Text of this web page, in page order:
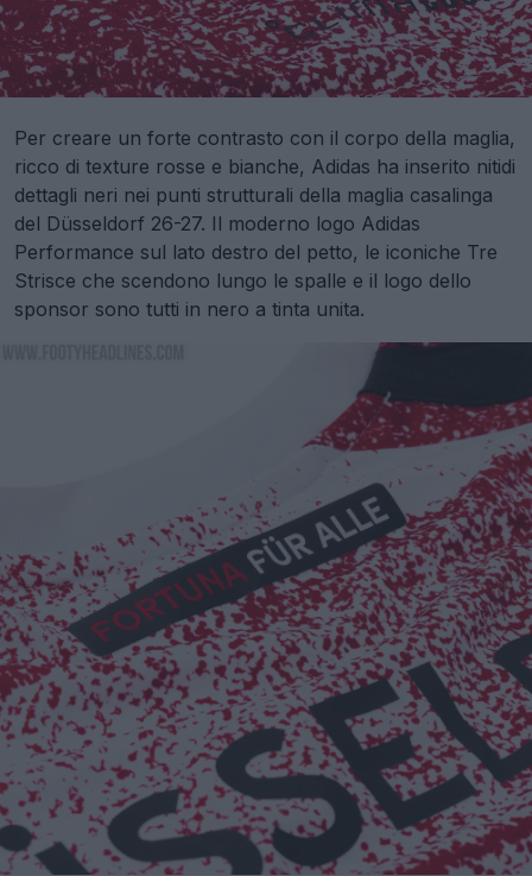
Per creare un forte contrasto con il corpo della maglia,
ricco di texture rosse e bianche, Adidas ha inserito nitidi
dettagli neri nei punti strutturali della maglia casalinga
del Düsseldorf 26-27. Il moderno logo Adidas
Performance sul lato destro del petto, le iconiche Tre
Strisce che scendono lungo le spalle e il logo dello
sponsor sono tutti in nero a tinta unita.